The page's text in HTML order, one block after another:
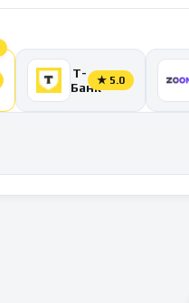
Т-
Банк★ 5.0